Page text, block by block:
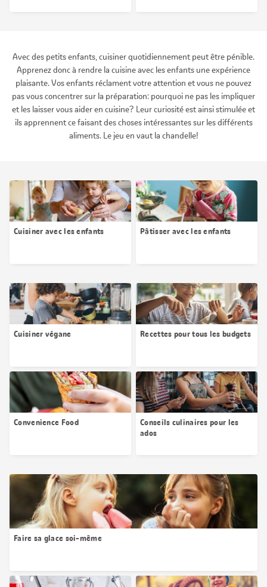
Avec des petits enfants, cuisiner quotidiennement peut être pénible.
Apprenez donc à rendre la cuisine avec les enfants une expérience
plaisante. Vos enfants réclament votre attention et vous ne pouvez
pas vous concentrer sur la préparation: pourquoi ne pas les impliquer
et les laisser vous aider en cuisine? Leur curiosité est ainsi stimulée et
ils apprennent ce faisant des choses intéressantes sur les différents
aliments. Le jeu en vaut la chandelle!
Cuisiner avec les enfants Pâtisser avec les enfants
Cuisiner végane Recettes pour tous les budgets
Convenience Food
Conseils culinaires pour les
ados
Faire sa glace soi-même